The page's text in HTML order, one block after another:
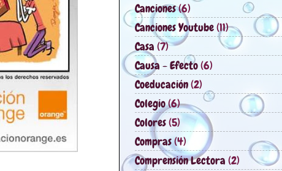
Canciones(6)
Canciones Youtube(11)
Casa (7)
Causa - Efecto(6)
Coeducación(2)
Colegio(6)
Colores(5)
Compras(4)
Comprensión Lectora (2)